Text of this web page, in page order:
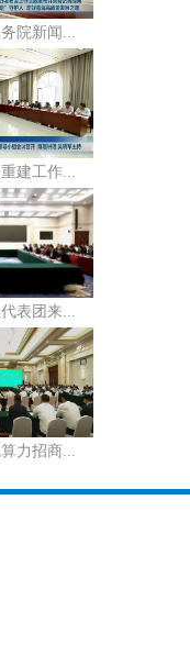
院新闻...
建工作...
表团来...
力招商...